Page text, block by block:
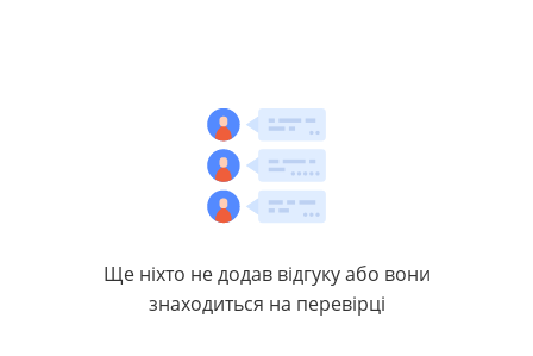
Ще ніхто не додав відгуку або вони
знаходиться на перевірці